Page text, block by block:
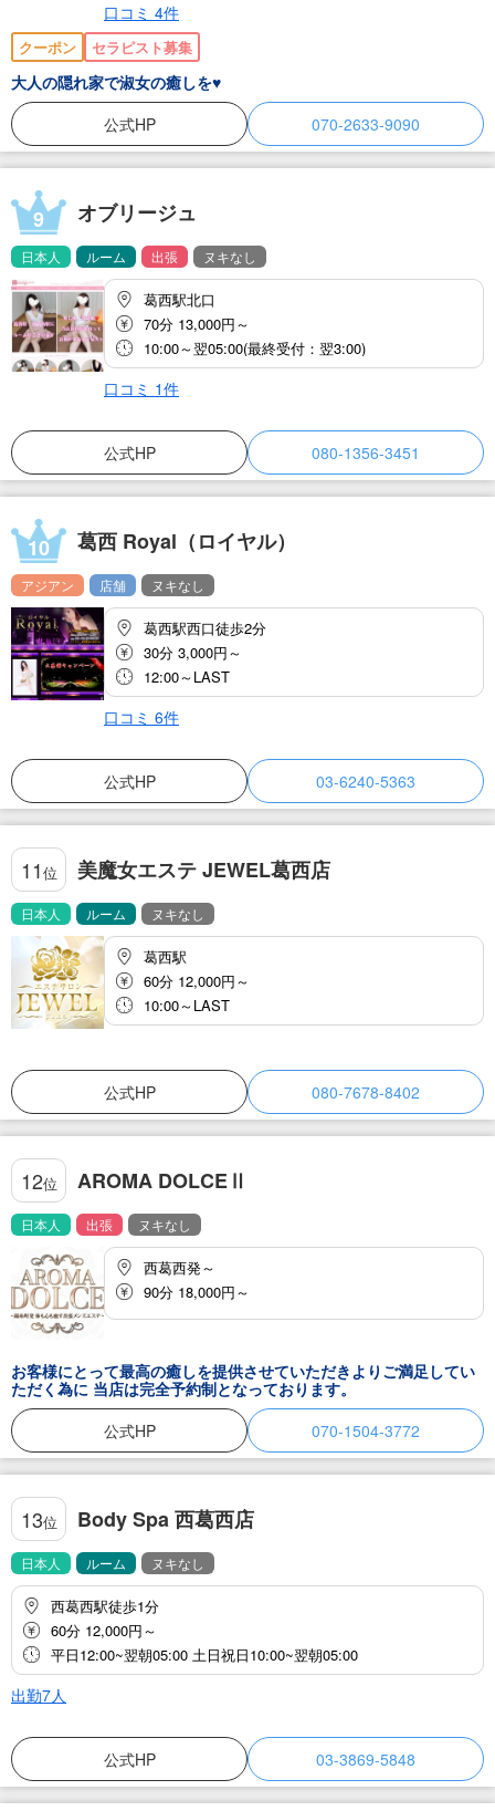
口コミ 4件
クーポン セラピスト募集
大人の隠れ家で淑女の癒しを♥️
公式HP
070-2633-9090
9 オブリージュ
日本人 ルーム 出張 ヌキなし
葛西駅北口
70分 13,000円～
10:00～翌05:00(最終受付：翌3:00)
口コミ 1件
公式HP 080-1356-3451
10 葛西 Royal（ロイヤル）
アジアン 店舗 ヌキなし
葛西駅西口徒歩2分
30分 3,000円～
12:00～LAST
口コミ 6件
公式HP 03-6240-5363
11位 美魔女エステ JEWEL葛西店
日本人 ルーム ヌキなし
葛西駅
60分 12,000円～
10:00～LAST
公式HP 080-7678-8402
12位 AROMA DOLCEⅡ
日本人 出張 ヌキなし
西葛西発～
90分 18,000円～
お客様にとって最高の癒しを提供させていただきよりご満足してい
ただく為に 当店は完全予約制となっております。
公式HP
070-1504-3772
13位 Body Spa 西葛西店
日本人 ルーム ヌキなし
西葛西駅徒歩1分
60分 12,000円～
平日12:00~翌朝05:00 土日祝日10:00~翌朝05:00
出勤7人
公式HP 03-3869-5848